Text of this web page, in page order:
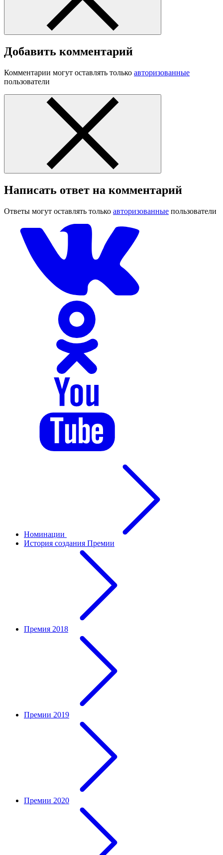
Добавить комментарий
Комментарии могут оставлять только авторизованные
пользователи
Написать ответ на комментарий
Ответы могут оставлять только авторизованные пользователи
Номинации
История создания Премии
Премия 2018
Премии 2019
Премии 2020